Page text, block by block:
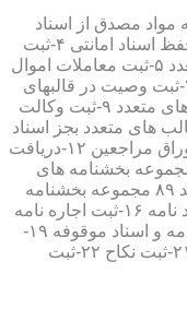
مطابق مقررات قانونی ۲-ارائه مواد مصدق از اسناد
ثبت شده ۳-تصدیق صحت امضاء،قبول و حفظ اسناد امانتی ۴-ثبت
معاملات شرطی و رهنی در قالب های متعدد ۵-ثبت معاملات اموال
منقول ۶-ثبت معاملات اموال غیر منقول ۷-ثبت وصیت در قالبهای
عهدی و تکمیلی ۸-ثبت اقرارنامه در قالب های متعدد ۹-ثبت وکالت
در قالب های متعدد بجز اسناد
مالی و معاملاتی ۱۱-تصدیق کپی اسناد و اوراق مراجعین ۱۲-دریافت
سپرده مستاجرین در قالب بند ۵۲ مجموعه بخشنامه های
ثبتی ۱۳-صدور گواهی عدم انجام معامله بند ۸۹ مجموعه بخشنامه
های ثبتی ۱۴-ثبت رضایت نامه ۱۵-ثبت تعهد نامه ۱۶-ثبت اجاره نامه
۱۷-ثبت معاملات سرقفلی ۱۸-ثبت وقف نامه و اسناد موقوفه ۱۹-
ثبت اسناد ضمانت نامه ۲۰-صدور اجرائیه ۲۱-ثبت نکاح ۲۲-ثبت